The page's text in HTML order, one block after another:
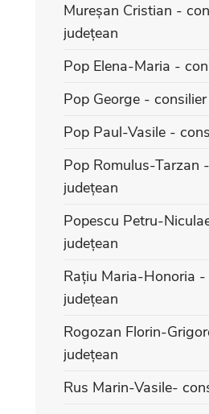
Mureșan Cristian -
județean
Pop Elena-Maria -
Pop George -
Pop Paul-Vasile -
Pop Romulus-Tarzan
județean
Popescu Petru-
județean
Rațiu Maria-Honoria -
județean
Rogozan Florin-
județean
Rus Marin-Vasile-